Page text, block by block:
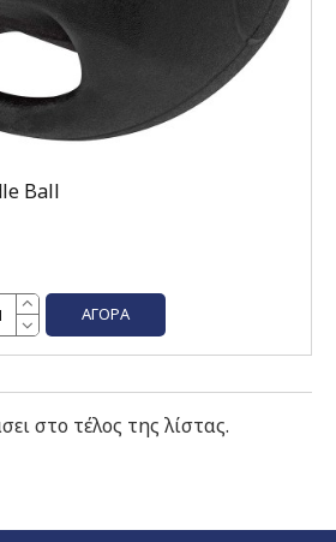
Ball
ΑΓΟΡΆ
στο τέλος της λίστας.